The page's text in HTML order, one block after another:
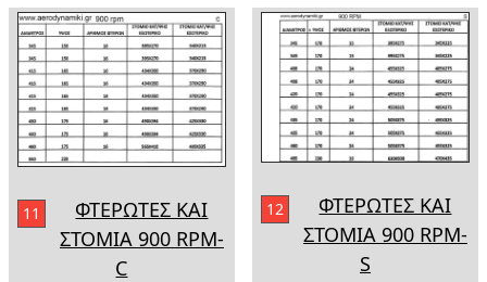
11
ΦΤΕΡΩΤΕΣ ΚΑΙ
ΣΤΟΜΙΑ 900 RPM-
C
12
ΦΤΕΡΩΤΕΣ ΚΑΙ
ΣΤΟΜΙΑ 900 RPM-
S